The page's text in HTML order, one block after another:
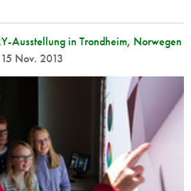
Ausstellung in Trondheim, Norwegen
15 Nov. 2013